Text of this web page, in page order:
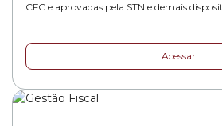
CFC e aprovadas pela STN e demais
Acessar